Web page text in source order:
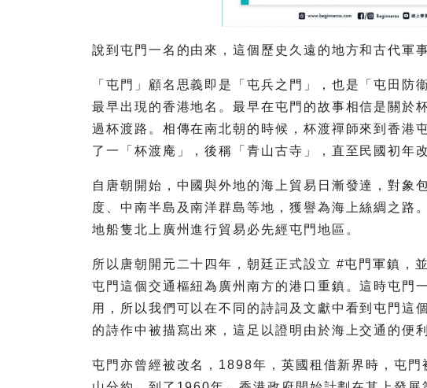
說到屯門一名的由來，這個歷史久遠的地方和古代軍
「屯門」顧名思義即是「屯兵之門」，也是「屯田防
最早出現的香港地名。最早在屯門的故事相信是關於
過杯渡路。相傳在南北朝的時候，杯渡禪師來到香港
了一「杯渡庵」，後稱「青山古寺」，直至民國初年
自唐朝開始，中國與外地的海上貿易日漸發達，對象
度、中南半島及南洋群島等地，獲譽為海上絲綢之路
地船隻北上廣州進行貿易必先經屯門地區。
所以唐朝開元二十四年，朝廷正式設立 #屯門軍鎮，
屯門這個交通樞紐為廣州南方的港口重鎮。這時屯門
用，所以我們可以在不同的詩詞及文獻中看到屯門這
的詩作中被描寫出來，這足以證明由於海上交通的便
屯門亦曾經被改名，1898年，英國租借新界時，屯